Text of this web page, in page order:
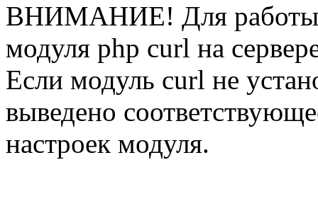
ВНИМАНИЕ! Для работы
модуля php curl на
Если модуль curl не
выведено
настроек модуля.